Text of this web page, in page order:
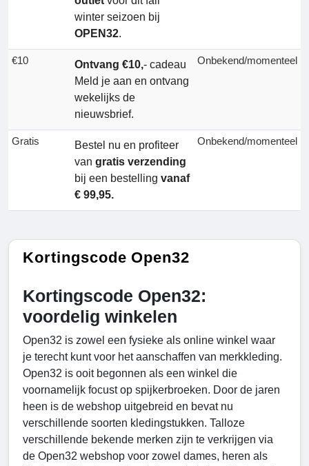
winter seizoen bij
OPEN32.
€10 Ontvang €10,- cadeau
Meld je aan en ontvang
wekelijks de
nieuwsbrief.
Onbekend/momenteel
Gratis
Bestel nu en profiteer
van gratis verzending
bij een bestelling vanaf
€ 99,95.
Onbekend/momenteel
Kortingscode Open32
Kortingscode Open32:
voordelig winkelen
Open32 is zowel een fysieke als online winkel waar
je terecht kunt voor het aanschaffen van merkkleding.
Open32 is ooit begonnen als een winkel die
voornamelijk focust op spijkerbroeken. Door de jaren
heen is de webshop uitgebreid en bevat nu
verschillende soorten kledingstukken. Talloze
verschillende bekende merken zijn te verkrijgen via
de Open32 webshop voor zowel dames, heren als